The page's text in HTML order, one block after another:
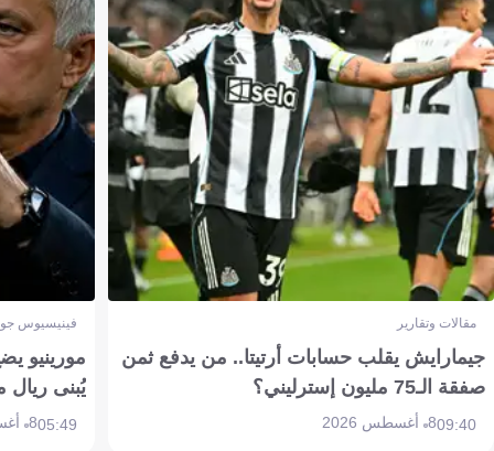
مقالات وتقارير
جيمارايش يقلب حسابات أرتيتا.. من يدفع ثمن
صفقة الـ75 مليون إسترليني؟
09:408 أغسطس 2026
فينيسيوس
مورينيو
يُبنى ريال
05:498 أغسطس 2026